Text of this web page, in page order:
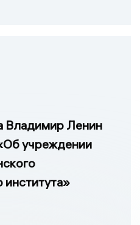
Владимир Ленин
учреждении
института»